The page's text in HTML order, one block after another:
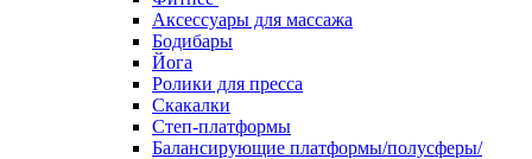
Аксессуары для массажа
Бодибары
Йога
Ролики для пресса
Скакалки
Степ-платформы
Балансирующие платформы/полусферы/